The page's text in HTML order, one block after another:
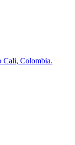
Cali, Colombia.